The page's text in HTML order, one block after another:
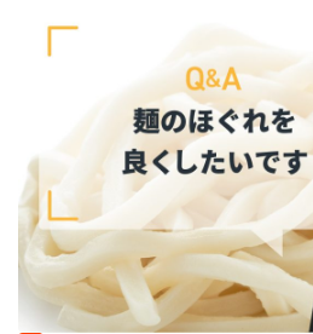
ップ」や、動物性油脂のおいしさを、プラ
ブランド「botanova」シリーズをご紹介し